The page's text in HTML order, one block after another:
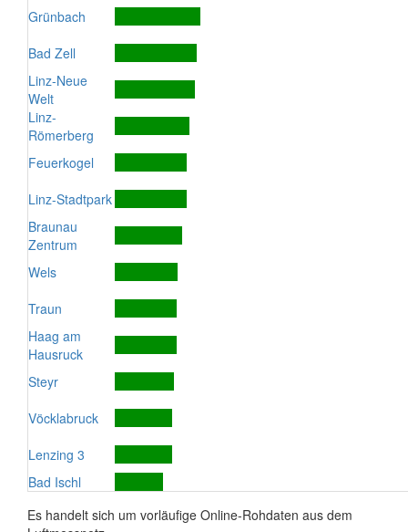
Grünbach
Bad Zell
Linz-Neue
Welt
Linz-
Römerberg
Feuerkogel
Linz-Stadtpark
Braunau
Zentrum
Wels
Traun
Haag am
Hausruck
Steyr
Vöcklabruck
Lenzing 3
Bad Ischl
Es handelt sich um vorläufige Online-Rohdaten aus dem